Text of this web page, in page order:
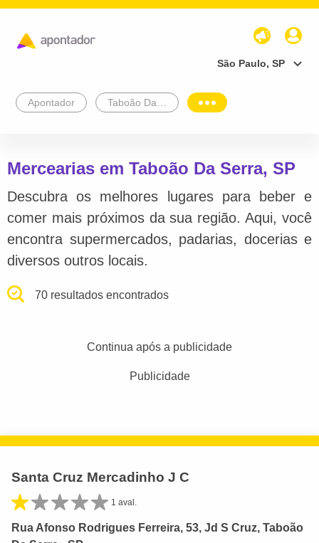
São Paulo, SP
Apontador
Mercearias em Taboão Da Serra, SP
Descubra os melhores lugares para beber e
comer mais próximos da sua região. Aqui, você
encontra supermercados, padarias, docerias e
diversos outros locais.
70 resultados encontrados
Continua após a publicidade
Publicidade
Santa Cruz Mercadinho J C
1 aval.
Rua Afonso Rodrigues Ferreira, 53, Jd S Cruz, Taboão